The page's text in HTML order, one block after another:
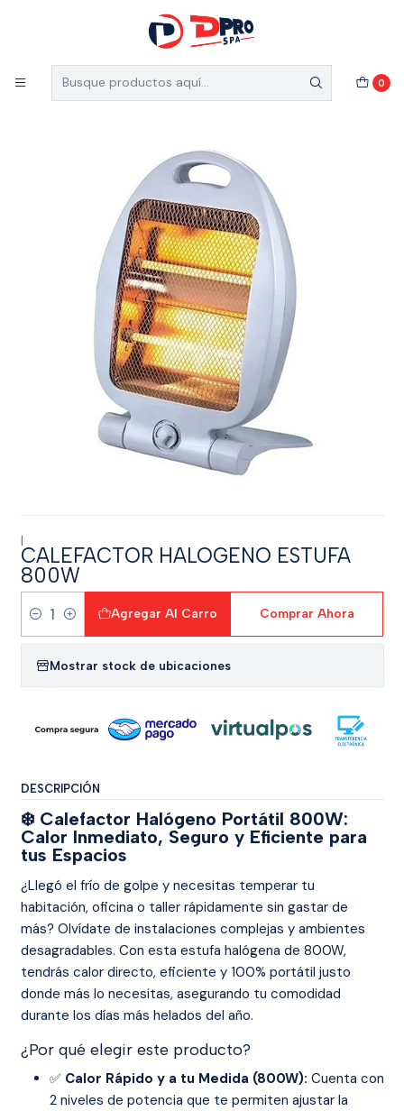
0
5% de descuento en el total de tu compra (Válido
para nuevos clientes)
Inicio Catálogo CALEFACTOR HALOGENO ESTUFA 800W
|
CALEFACTOR HALOGENO ESTUFA
800W
Cantidad
Agregar Al Carro Comprar Ahora
Mostrar stock de ubicaciones
DESCRIPCIÓN
❄️ Calefactor Halógeno Portátil 800W:
Calor Inmediato, Seguro y Eficiente para
tus Espacios
¿Llegó el frío de golpe y necesitas temperar tu
habitación, oficina o taller rápidamente sin gastar de
más? Olvídate de instalaciones complejas y ambientes
desagradables. Con esta estufa halógena de 800W,
tendrás calor directo, eficiente y 100% portátil justo
donde más lo necesitas, asegurando tu comodidad
durante los días más helados del año.
¿Por qué elegir este producto?
✅ Calor Rápido y a tu Medida (800W): Cuenta con
2 niveles de potencia que te permiten ajustar la